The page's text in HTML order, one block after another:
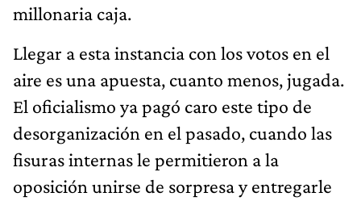
millonaria caja.
Llegar a esta instancia con los votos en el
aire es una apuesta, cuanto menos, jugada.
El oficialismo ya pagó caro este tipo de
desorganización en el pasado, cuando las
fisuras internas le permitieron a la
oposición unirse de sorpresa y entregarle